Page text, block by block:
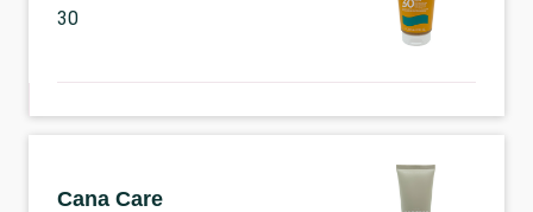
30
Cana Care